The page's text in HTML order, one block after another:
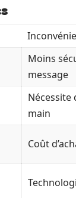
Moins
message
Nécessite
main
Coût